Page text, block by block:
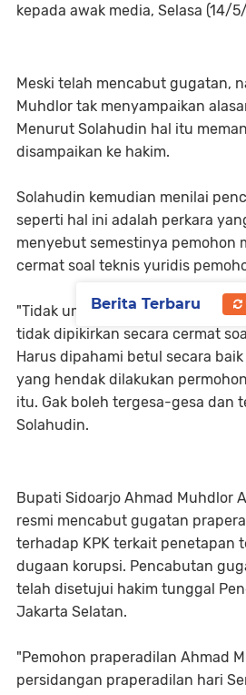
kepada awak media, Selasa (14/
Meski telah mencabut gugatan,
Muhdlor tak menyampaikan
Menurut Solahudin hal itu
disampaikan ke hakim.
Solahudin kemudian menilai
seperti hal ini adalah perkara
menyebut semestinya pemohon
cermat soal teknis yuridis
"Tidak umum sih. Itu
tidak dipikirkan secara cermat
Harus dipahami betul secara
yang hendak dilakukan
itu. Gak boleh tergesa-gesa dan
Solahudin.
Bupati Sidoarjo Ahmad Muhdlor
resmi mencabut gugatan
terhadap KPK terkait penetapan
dugaan korupsi. Pencabutan
telah disetujui hakim tunggal
Jakarta Selatan.
"Pemohon praperadilan Ahmad
persidangan praperadilan hari
Berita Terbaru